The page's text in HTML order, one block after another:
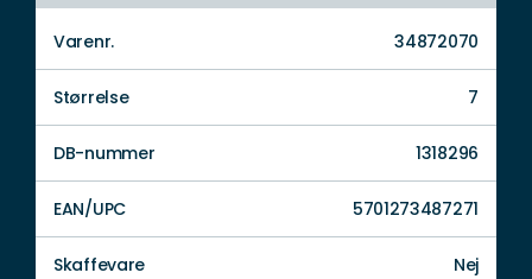
Varenr. 34872070
Størrelse 7
DB-nummer 1318296
EAN/UPC 5701273487271
Skaffevare Nej